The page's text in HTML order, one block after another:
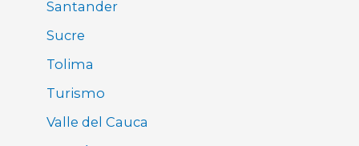
Santander
Sucre
Tolima
Turismo
Valle del Cauca